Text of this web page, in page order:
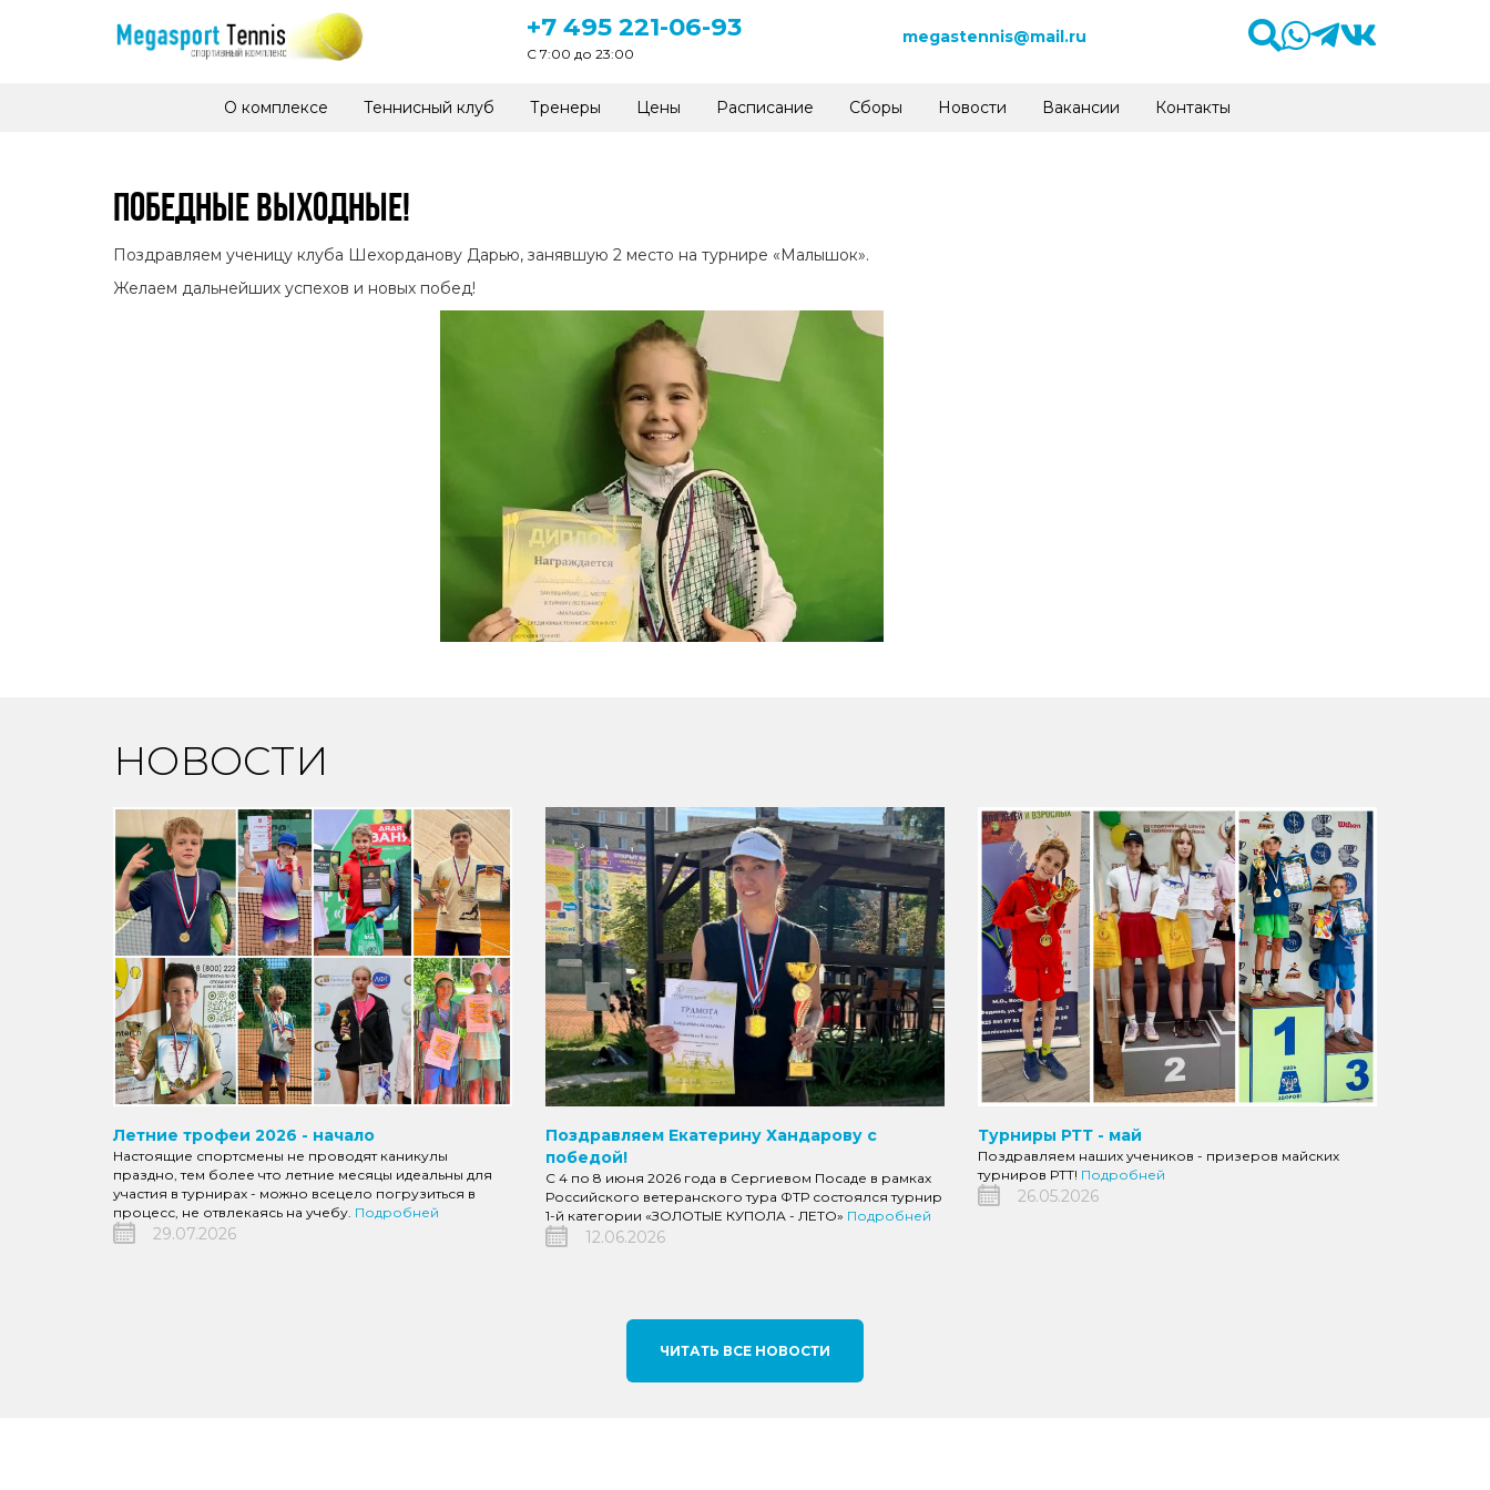
+7 495 221-06-93
C 7:00 до 23:00
megastennis@mail.ru
О комплексе Теннисный клуб Тренеры Цены Расписание Сборы Новости Вакансии Контакты
ПОБЕДНЫЕ ВЫХОДНЫЕ!
Поздравляем ученицу клуба Шехорданову Дарью, занявшую 2 место на турнире «Малышок».
Желаем дальнейших успехов и новых побед!
НОВОСТИ
Летние трофеи 2026 - начало
Настоящие спортсмены не проводят каникулы
праздно, тем более что летние месяцы идеальны для
участия в турнирах - можно всецело погрузиться в
процесс, не отвлекаясь на учебу. Подробней
29.07.2026
Поздравляем Екатерину Хандарову с
победой!
С 4 по 8 июня 2026 года в Сергиевом Посаде в рамках
Российского ветеранского тура ФТР состоялся турнир
1-й категории «ЗОЛОТЫЕ КУПОЛА - ЛЕТО» Подробней
12.06.2026
Турниры РТТ - май
Поздравляем наших учеников - призеров майских
турниров РТТ! Подробней
26.05.2026
ЧИТАТЬ ВСЕ НОВОСТИ